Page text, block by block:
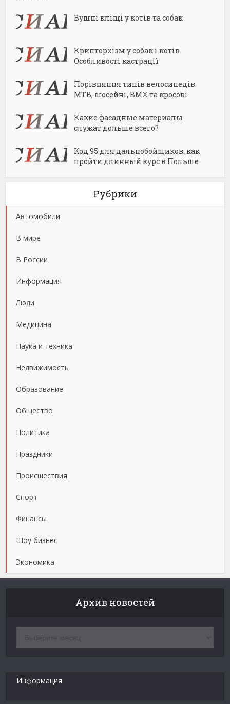
Вушні кліщі у котів та собак
Крипторхізм у собак і котів.
Особливості кастрації
Порівняння типів велосипедів:
MTB, шосейні, BMX та кросові
Какие фасадные материалы
служат дольше всего?
Код 95 для дальнобойщиков: как
пройти длинный курс в Польше
Рубрики
Автомобили
В мире
В России
Информация
Люди
Медицина
Наука и техника
Недвижимость
Образование
Общество
Политика
Праздники
Происшествия
Спорт
Финансы
Шоу бизнес
Экономика
Архив новостей
новостей
Информация